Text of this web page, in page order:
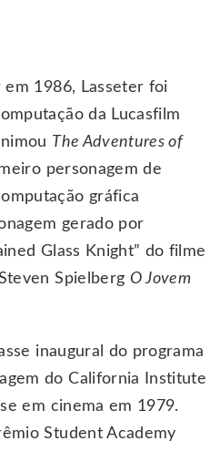
1986, Lasseter foi
da Lucasfilm
The Adventures of
personagem de
gráfica
gerado por
Glass Knight” do filme
Spielberg O Jovem
inaugural do programa
do California Institute
em cinema em 1979.
Student Academy